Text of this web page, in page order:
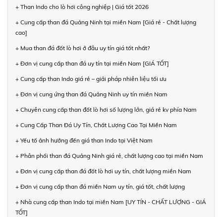
+ Than Indo cho lò hơi công nghiệp | Giá tốt 2026
+ Cung cấp than đá Quảng Ninh tại miền Nam [Giá rẻ - Chất lượng
cao]
+ Mua than đá đốt lò hơi ở đâu uy tín giá tốt nhất?
+ Đơn vị cung cấp than đá uy tín tại miền Nam [GIÁ TỐT]
+ Cung cấp than Indo giá rẻ – giải pháp nhiên liệu tối ưu
+ Đơn vị cung ứng than đá Quảng Ninh uy tín miền Nam
+ Chuyên cung cấp than đốt lò hơi số lượng lớn, giá rẻ kv phía Nam
+ Cung Cấp Than Đá Uy Tín, Chất Lượng Cao Tại Miền Nam
+ Yếu tố ảnh hưởng đến giá than Indo tại Việt Nam
+ Phân phối than đá Quảng Ninh giá rẻ, chất lượng cao tại miền Nam
+ Đơn vị cung cấp than đá đốt lò hơi uy tín, chất lượng miền Nam
+ Đơn vị cung cấp than đá miền Nam uy tín, giá tốt, chất lượng
+ Nhà cung cấp than Indo tại miền Nam [UY TÍN - CHẤT LƯỢNG - GIÁ
TỐT]